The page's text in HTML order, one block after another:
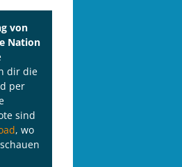
von
Nation
dir die
per
sind
, wo